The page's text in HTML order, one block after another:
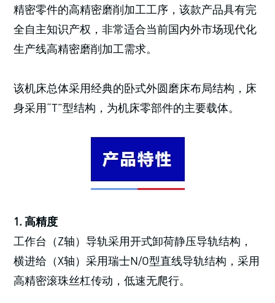
精密零件的高精密磨削加工工序，该款产品具有完
全自主知识产权，非常适合当前国内外市场现代化
生产线高精密磨削加工需求。
该机床总体采用经典的卧式外圆磨床布局结构，床
身采用“T”型结构，为机床零部件的主要载体。
1. 高精度
工作台（Z轴）导轨采用开式卸荷静压导轨结构，
横进给（X轴）采用瑞士N/O型直线导轨结构，采用
高精密滚珠丝杠传动，低速无爬行。